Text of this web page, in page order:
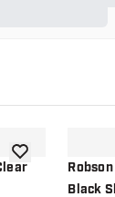
Zur Wunschliste
Black